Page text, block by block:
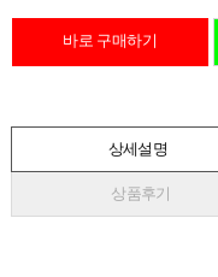
바로 구매하기
상세설명
상품후기